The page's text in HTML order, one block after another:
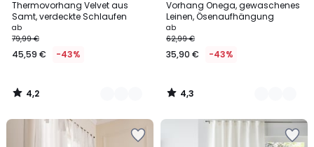
Thermovorhang Velvet aus
Samt, verdeckte Schlaufen
ab
79,99 €
45,59 € -43%
/ 5
Farben
4,2
/
Vorhang Onega, gewaschenes
Leinen, Ösenaufhängung
ab
62,99 €
35,90 € -43%
/ 5
Farben
4,3
/